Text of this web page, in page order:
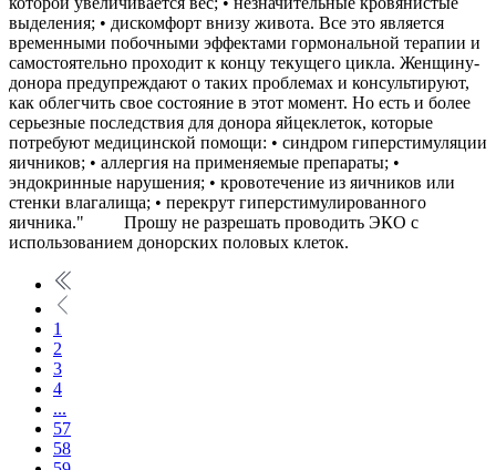
выделения; • дискомфорт внизу живота. Все это является
временными побочными эффектами гормональной терапии и
самостоятельно проходит к концу текущего цикла. Женщину-
донора предупреждают о таких проблемах и консультируют,
как облегчить свое состояние в этот момент. Но есть и более
серьезные последствия для донора яйцеклеток, которые
потребуют медицинской помощи: • синдром гиперстимуляции
яичников; • аллергия на применяемые препараты; •
эндокринные нарушения; • кровотечение из яичников или
стенки влагалища; • перекрут гиперстимулированного
яичника." Прошу не разрешать проводить ЭКО с
использованием донорских половых клеток.
1
2
3
4
...
57
58